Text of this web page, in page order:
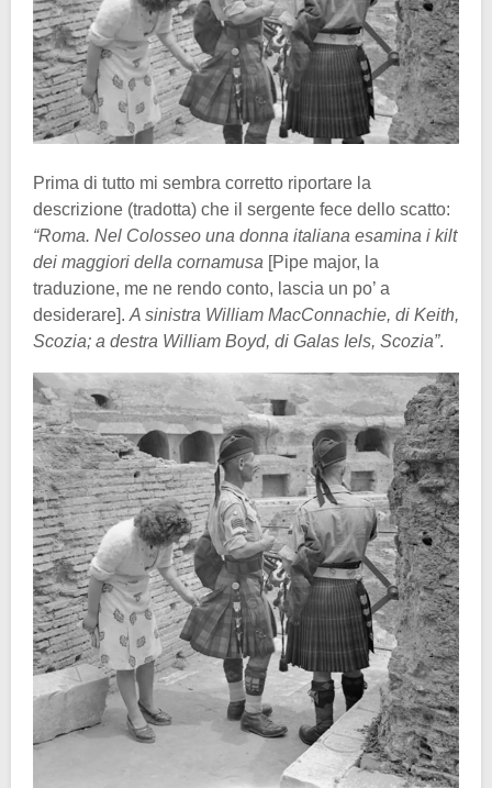
Prima di tutto mi sembra corretto riportare la
descrizione (tradotta) che il sergente fece dello scatto:
“Roma. Nel Colosseo una donna italiana esamina i kilt
dei maggiori della cornamusa [Pipe major, la
traduzione, me ne rendo conto, lascia un po’ a
desiderare]. A sinistra William MacConnachie, di Keith,
Scozia; a destra William Boyd, di Galas Iels, Scozia”.